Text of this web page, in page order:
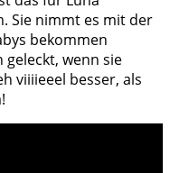
Sie nimmt es mit der
bekommen
wenn sie
viiiieeel besser, als